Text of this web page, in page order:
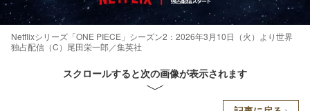
Netflixシリーズ「ONE PIECE」シーズン2：2026年3月10日（火）より世界
独占配信（C）尾田栄一郎／集英社
スクロールすると次の画像が表示されます